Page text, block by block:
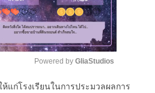
M
Powered by GliaStudios
แก่โรงเรียนในการประมวลผลการ